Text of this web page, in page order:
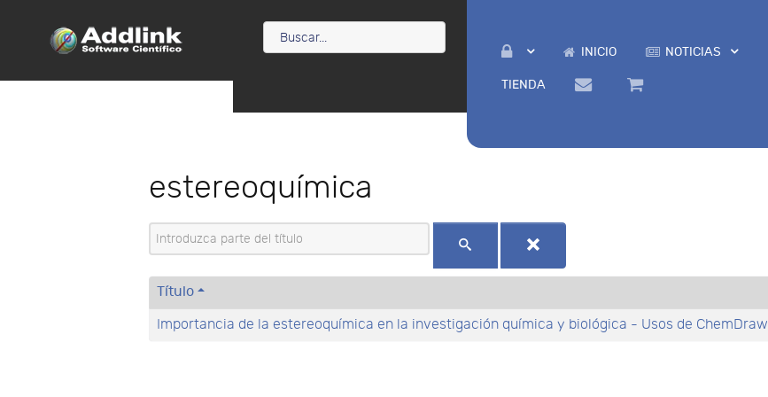
INICIO NOTICIAS
TIENDA
estereoquímica
Introduzca parte del título
Título
Importancia de la estereoquímica en la investigación química y biológica - Usos de ChemDraw